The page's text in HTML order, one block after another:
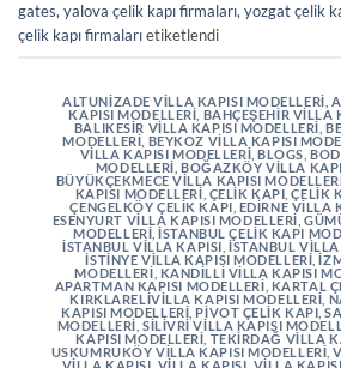
gates, yalova çelik kapı firmaları, yozgat çelik
çelik kapı firmalarıetiketlendi
ALTUNIZADE VILLA KAPISI MODELLERI
KAPISI MODELLERI BAHÇEŞEHIR VILLA
BALIKESIR VILLA KAPISI MODELLERI
MODELLERI BEYKOZ VILLA KAPISI
VILLA KAPISI MODELLERI ,BLOGS ,
MODELLERI ,BOĞAZKÖY VILLA
BÜYÜKÇEKMECE VILLA KAPISI
KAPISI MODELLERI ÇELIK KAPI ,ÇELIK
ÇENGELKÖY ÇELIK KAPI EDIRNE VILLA
ESENYURT VILLA KAPISI MODELLERI ,
MODELLERI ,İSTANBUL ÇELIK KAPI
İSTANBUL VILLA KAPISI İSTANBUL
İSTINYE VILLA KAPISI MODELLERI ,
MODELLERI KANDILLI VILLA KAPISI
APARTMAN KAPISI MODELLERI KARTAL
KIRKLARELIVILLA KAPISI MODELLERI
KAPISI MODELLERI PIVOT ÇELIK KAPI ,
MODELLERI SILIVRI VILLA KAPISI
KAPISI MODELLERI TEKIRDAĞ VILLA
USKUMRUKÖY VILLA KAPISI MODELLERI ,
VILLA KAPISI VILLA KAPISI VILLA